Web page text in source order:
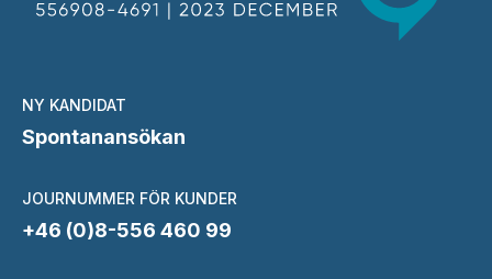
NY KANDIDAT
Spontanansökan
JOURNUMMER FÖR KUNDER
+46 (0)8-556 460 99